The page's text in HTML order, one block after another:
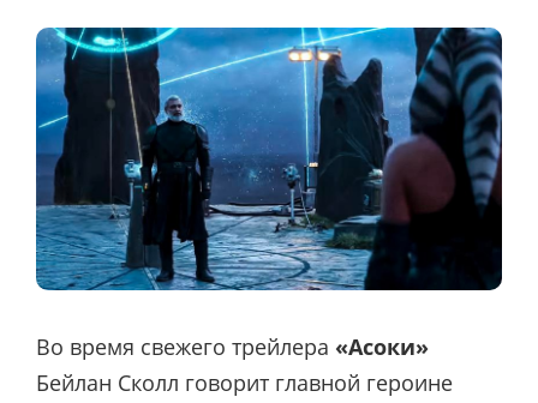
Во время свежего трейлера «Асоки»
Бейлан Сколл говорит главной героине